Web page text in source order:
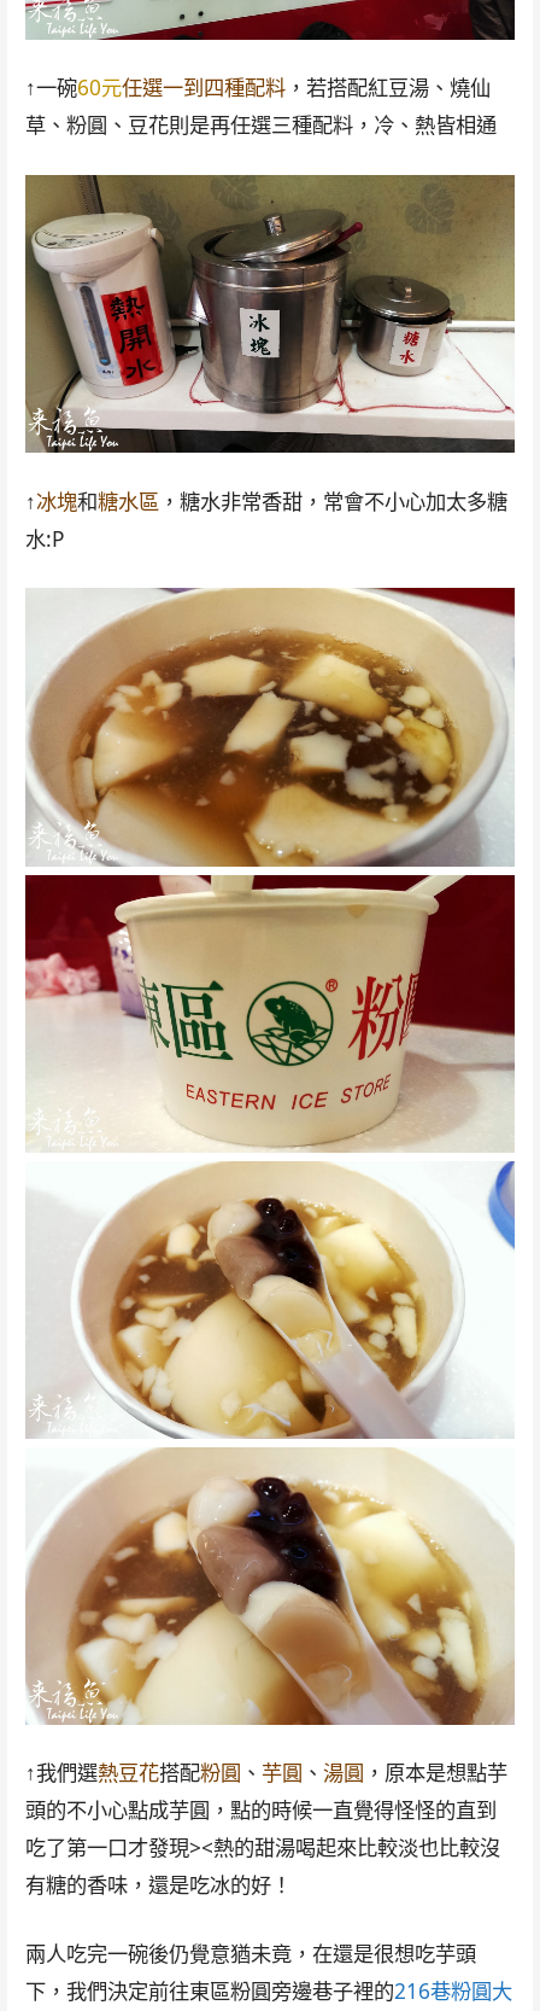
↑一碗60元任選一到四種配料，若搭配紅豆湯、燒仙
草、粉圓、豆花則是再任選三種配料，冷、熱皆相通
↑冰塊和糖水區 ，糖水非常香甜，常會不小心加太多糖
水:P
↑我們選熱豆花搭配粉圓 、 芋圓 、 湯圓 ，原本是想點芋
頭的不小心點成芋圓，點的時候一直覺得怪怪的直到
吃了第一口才發現><熱的甜湯喝起來比較淡也比較沒
有糖的香味，還是吃冰的好！
兩人吃完一碗後仍覺意猶未竟，在還是很想吃芋頭
下，我們決定前往東區粉圓旁邊巷子裡的216巷粉圓大